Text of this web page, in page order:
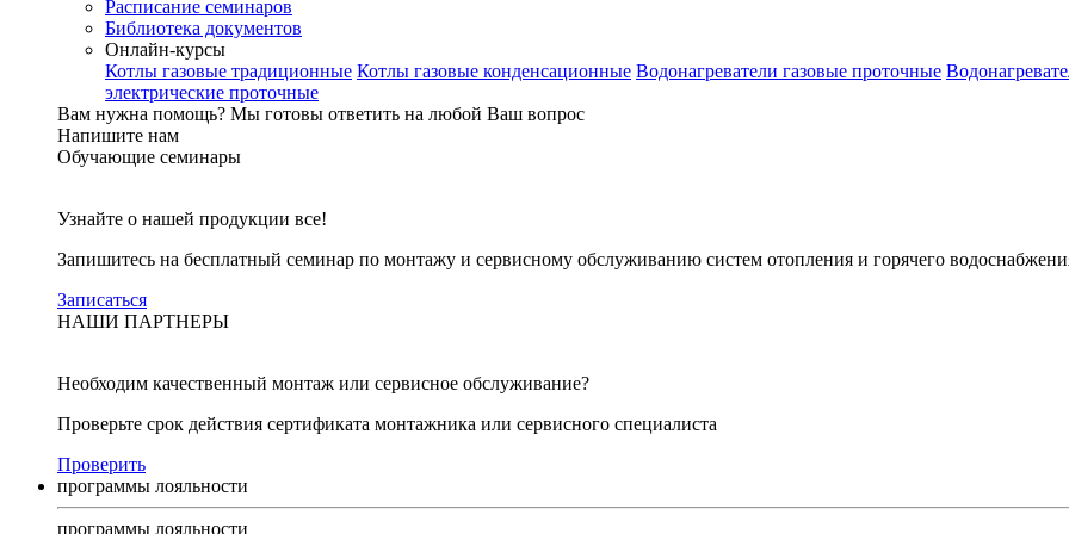
Расписание семинаров
Библиотека документов
Онлайн-курсы
Котлы газовые традиционные Котлы газовые конденсационные Водонагреватели газовые проточные
электрические проточные
Вам нужна помощь? Мы готовы ответить на любой Ваш вопрос
Напишите нам
Обучающие семинары
Узнайте о нашей продукции все!
Запишитесь на бесплатный семинар по монтажу и сервисному обслуживанию систем отопления и горячего
Записаться
НАШИ ПАРТНЕРЫ
Необходим качественный монтаж или сервисное обслуживание?
Проверьте срок действия сертификата монтажника или сервисного специалиста
Проверить
программы лояльности
программы лояльности